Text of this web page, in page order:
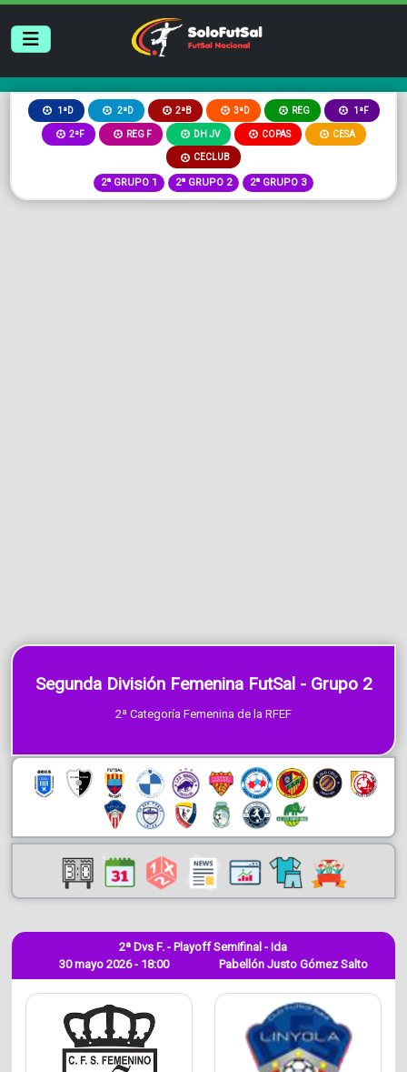
1ªD 2ªD 2ªB 3ªD REG 1ªF
2ªF REG F DH JV COPAS CESA
CECLUB
2ª GRUPO 1 2ª GRUPO 2 2ª GRUPO 3
Segunda División Femenina FutSal - Grupo 2
2ª Categoría Femenina de la RFEF
30 mayo 2026 - 18:00
2ª Dvs F. - Playoff Semifinal - Ida
Pabellón Justo Gómez Salto